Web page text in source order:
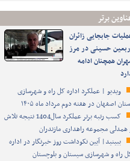
برتر
جابجایی زائران
حسینی در مرز
همچنان ادامه
ویدیو | عملکرد اداره کل راه و شهرسازی
اصفهان در هفته دوم مرداد ماه ۱۴۰۵
کسب رتبه برتر عملکرد سال1404 نتیجه تلاش
همدلی مجموعه راهداری مازندران
ببینید| آیین نکوداشت روز خبرنگار در اداره
راه و شهرسازی سیستان و بلوچستان